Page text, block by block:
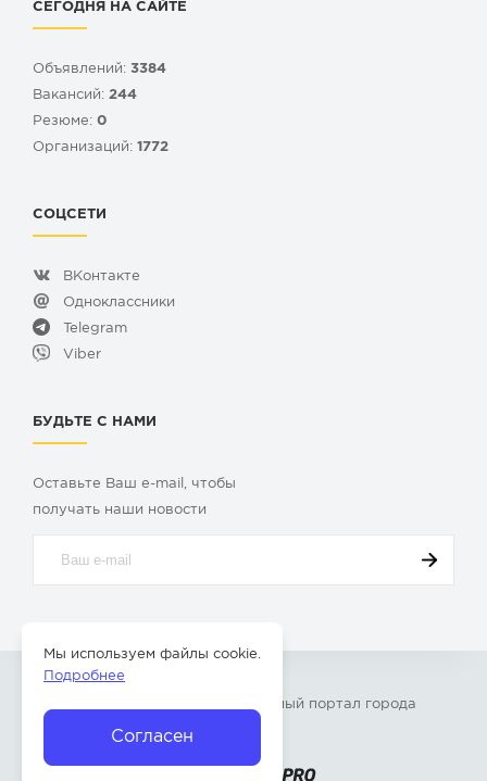
СЕГОДНЯ НА САЙТЕ
Объявлений: 3384
Вакансий: 244
Резюме: 0
Организаций: 1772
СОЦСЕТИ
ВКонтакте
Одноклассники
Telegram
Viber
БУДЬТЕ С НАМИ
Оставьте Ваш e-mail, чтобы
получать наши новости
» – Главный портал города
Бор Нижегородской области
Согласен
Мы используем файлы cookie.
Подробнее